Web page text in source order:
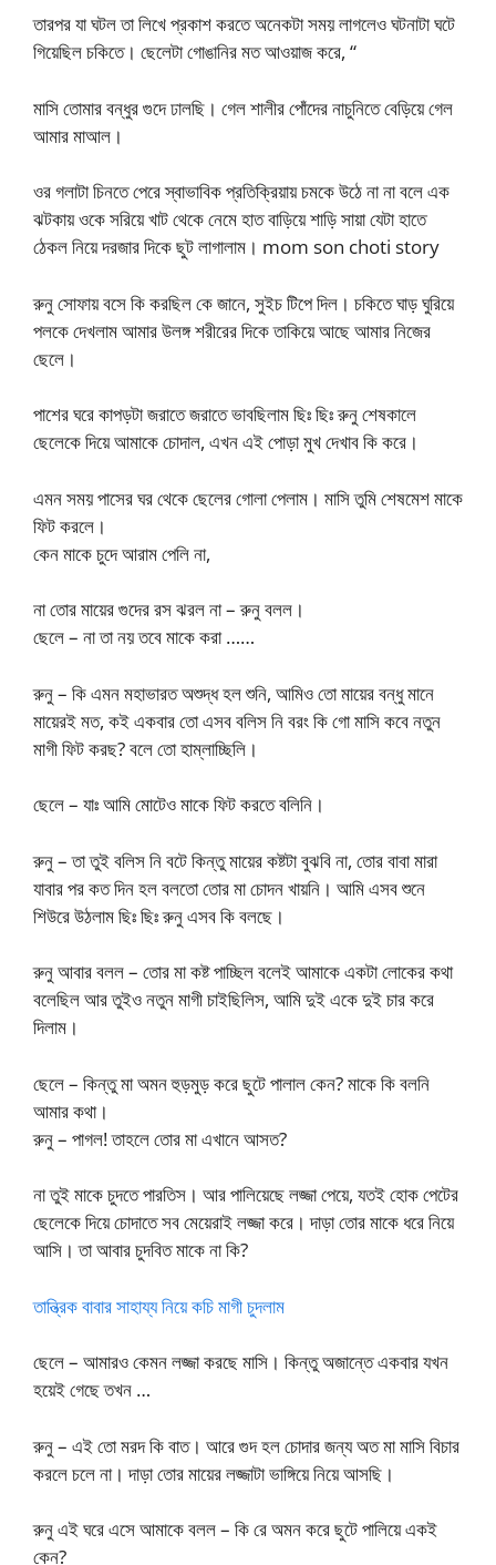
তারপর যা ঘটল তা লিখে প্রকাশ করতে অনেকটা সময় লাগলেও ঘটনাটা ঘটে
গিয়েছিল চকিতে। ছেলেটা গোঙানির মত আওয়াজ করে, “
মাসি তোমার বন্ধুর গুদে ঢালছি। গেল শালীর পোঁদের নাচুনিতে বেড়িয়ে গেল
আমার মাআল।
ওর গলাটা চিনতে পেরে স্বাভাবিক প্রতিক্রিয়ায় চমকে উঠে না না বলে এক
ঝটকায় ওকে সরিয়ে খাট থেকে নেমে হাত বাড়িয়ে শাড়ি সায়া যেটা হাতে
ঠেকল নিয়ে দরজার দিকে ছুট লাগালাম। mom son choti story
রুনু সোফায় বসে কি করছিল কে জানে, সুইচ টিপে দিল। চকিতে ঘাড় ঘুরিয়ে
পলকে দেখলাম আমার উলঙ্গ শরীরের দিকে তাকিয়ে আছে আমার নিজের
ছেলে।
পাশের ঘরে কাপড়টা জরাতে জরাতে ভাবছিলাম ছিঃ ছিঃ রুনু শেষকালে
ছেলেকে দিয়ে আমাকে চোদাল, এখন এই পোড়া মুখ দেখাব কি করে।
এমন সময় পাসের ঘর থেকে ছেলের গোলা পেলাম। মাসি তুমি শেষমেশ মাকে
ফিট করলে।
কেন মাকে চুদে আরাম পেলি না,
না তোর মায়ের গুদের রস ঝরল না – রুনু বলল।
ছেলে – না তা নয় তবে মাকে করা ……
রুনু – কি এমন মহাভারত অশুদ্ধ হল শুনি, আমিও তো মায়ের বন্ধু মানে
মায়েরই মত, কই একবার তো এসব বলিস নি বরং কি গো মাসি কবে নতুন
মাগী ফিট করছ? বলে তো হাম্লাচ্ছিলি।
ছেলে – যাঃ আমি মোটেও মাকে ফিট করতে বলিনি।
রুনু – তা তুই বলিস নি বটে কিন্তু মায়ের কষ্টটা বুঝবি না, তোর বাবা মারা
যাবার পর কত দিন হল বলতো তোর মা চোদন খায়নি। আমি এসব শুনে
শিউরে উঠলাম ছিঃ ছিঃ রুনু এসব কি বলছে।
রুনু আবার বলল – তোর মা কষ্ট পাচ্ছিল বলেই আমাকে একটা লোকের কথা
বলেছিল আর তুইও নতুন মাগী চাইছিলিস, আমি দুই একে দুই চার করে
দিলাম।
ছেলে – কিন্তু মা অমন হুড়মুড় করে ছুটে পালাল কেন? মাকে কি বলনি
আমার কথা।
রুনু – পাগল! তাহলে তোর মা এখানে আসত?
না তুই মাকে চুদতে পারতিস। আর পালিয়েছে লজ্জা পেয়ে, যতই হোক পেটের
ছেলেকে দিয়ে চোদাতে সব মেয়েরাই লজ্জা করে। দাড়া তোর মাকে ধরে নিয়ে
আসি। তা আবার চুদবিত মাকে না কি?
তান্ত্রিক বাবার সাহায্য নিয়ে কচি মাগী চুদলাম
ছেলে – আমারও কেমন লজ্জা করছে মাসি। কিন্তু অজান্তে একবার যখন
হয়েই গেছে তখন …
রুনু – এই তো মরদ কি বাত। আরে গুদ হল চোদার জন্য অত মা মাসি বিচার
করলে চলে না। দাড়া তোর মায়ের লজ্জাটা ভাঙ্গিয়ে নিয়ে আসছি।
রুনু এই ঘরে এসে আমাকে বলল – কি রে অমন করে ছুটে পালিয়ে একই
কেন?